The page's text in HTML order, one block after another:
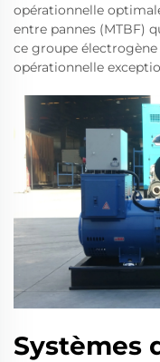
opérationnelle
entre pannes (MTBF)
ce groupe
opérationnelle
Systèmes